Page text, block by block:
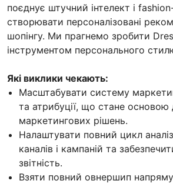
поєднує штучний інтелект і
створювати персоналізовані
шопінгу. Ми прагнемо зробити
інструментом персонального
Які виклики чекають:
Масштабувати систему
та атрибуції, що стане основою
маркетингових рішень.
Налаштувати повний цикл
каналів і кампаній та
звітність.
Взяти повний овнершип